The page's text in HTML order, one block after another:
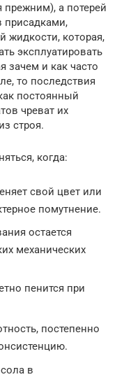
прежним), а потерей
присадками,
жидкости, которая,
эксплуатировать
зачем и как часто
то последствия
постоянный
чреват их
строя.
когда:
свой цвет или
помутнение.
остается
механических
пенится при
постепенно
в